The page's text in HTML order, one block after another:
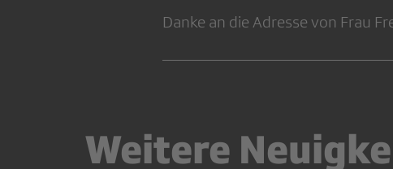
Danke an die Adresse von Frau
Weitere